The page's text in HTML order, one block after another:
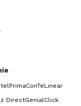
PrimaConTeLinear
DirectGenialClick